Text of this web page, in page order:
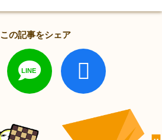
この記事をシェア